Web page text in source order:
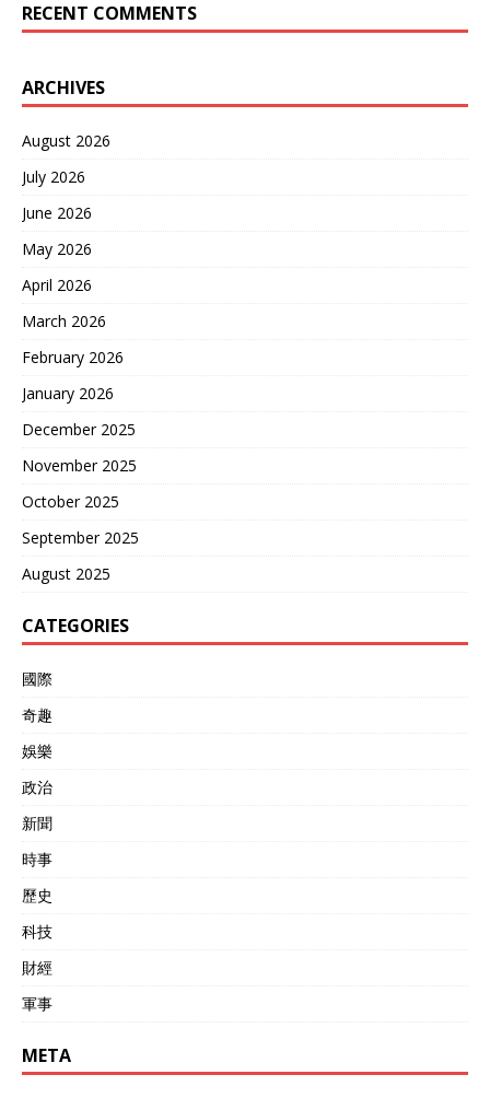
RECENT COMMENTS
ARCHIVES
August 2026
July 2026
June 2026
May 2026
April 2026
March 2026
February 2026
January 2026
December 2025
November 2025
October 2025
September 2025
August 2025
CATEGORIES
國際
奇趣
娛樂
政治
新聞
時事
歷史
科技
財經
軍事
META